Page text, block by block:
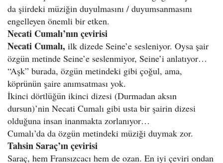
da şiirdeki müziğin duyulmasını / duyumsanmasını
engelleyen önemli bir etken.
Necati Cumalı’nın çevirisi
Necati Cumalı, ilk dizede Seine’e sesleniyor. Oysa şair
özgün metinde Seine’e seslenmiyor, Seine’i anlatıyor…
“Aşk” burada, özgün metindeki gibi çoğul, ama,
köprünün şaire anımsatması yok.
İkinci dörtlüğün ikinci dizesi (Durmadan aksın
dursun)’nin Necati Cumalı gibi usta bir şairin dizesi
olduğuna insan inanmakta zorlanıyor…
Cumalı’da da özgün metindeki müziği duymak zor.
Tahsin Saraç’ın çevirisi
Saraç, hem Fransızcacı hem de ozan. En iyi çeviri ondan